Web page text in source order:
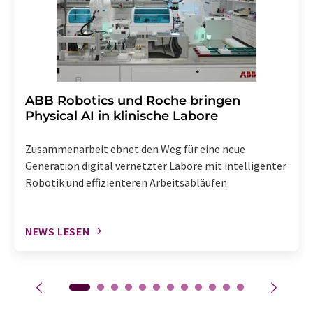
enthalten.
​​​​​​​ABB Robotics und Roche bringen
Physical AI in klinische Labore
Zusammenarbeit ebnet den Weg für eine neue
Generation digital vernetzter Labore mit intelligenter
Robotik und effizienteren Arbeitsabläufen
NEWS LESEN